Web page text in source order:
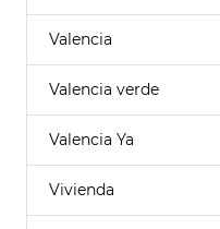
Valencia
Valencia verde
Valencia Ya
Vivienda